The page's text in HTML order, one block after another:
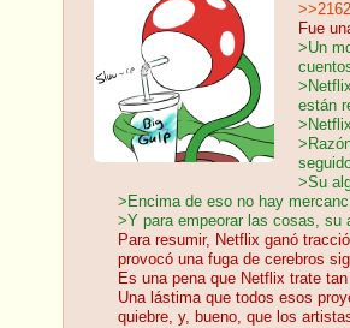
Fue
>Un
están
>Su
>Encima de eso no hay
>Y para empeorar las cosas, su
Para resumir, Netflix ganó
provocó una fuga de cerebros
Es una pena que Netflix trate
Una lástima que todos esos
quiebre, y, bueno, que los